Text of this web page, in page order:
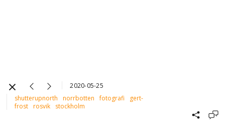
2020-05-25
shutterupnorth
norrbotten fotografi
gert-
frost
rosvik stockholm